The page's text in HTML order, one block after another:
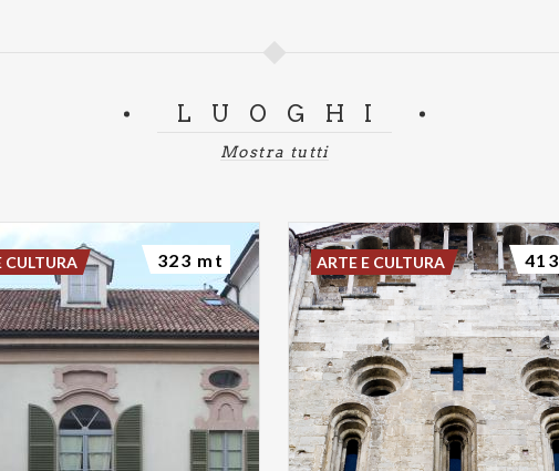
LUOGHI
Mostra tutti
CULTURA 323 mt ARTE E CULTURA